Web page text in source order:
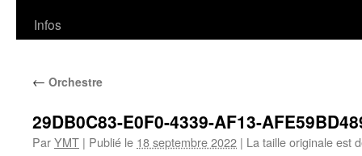
Infos
← Orchestre
29DB0C83-E0F0-4339-AF13-
ParYMT | Publié le 18 septembre 2022 | La taille originale est